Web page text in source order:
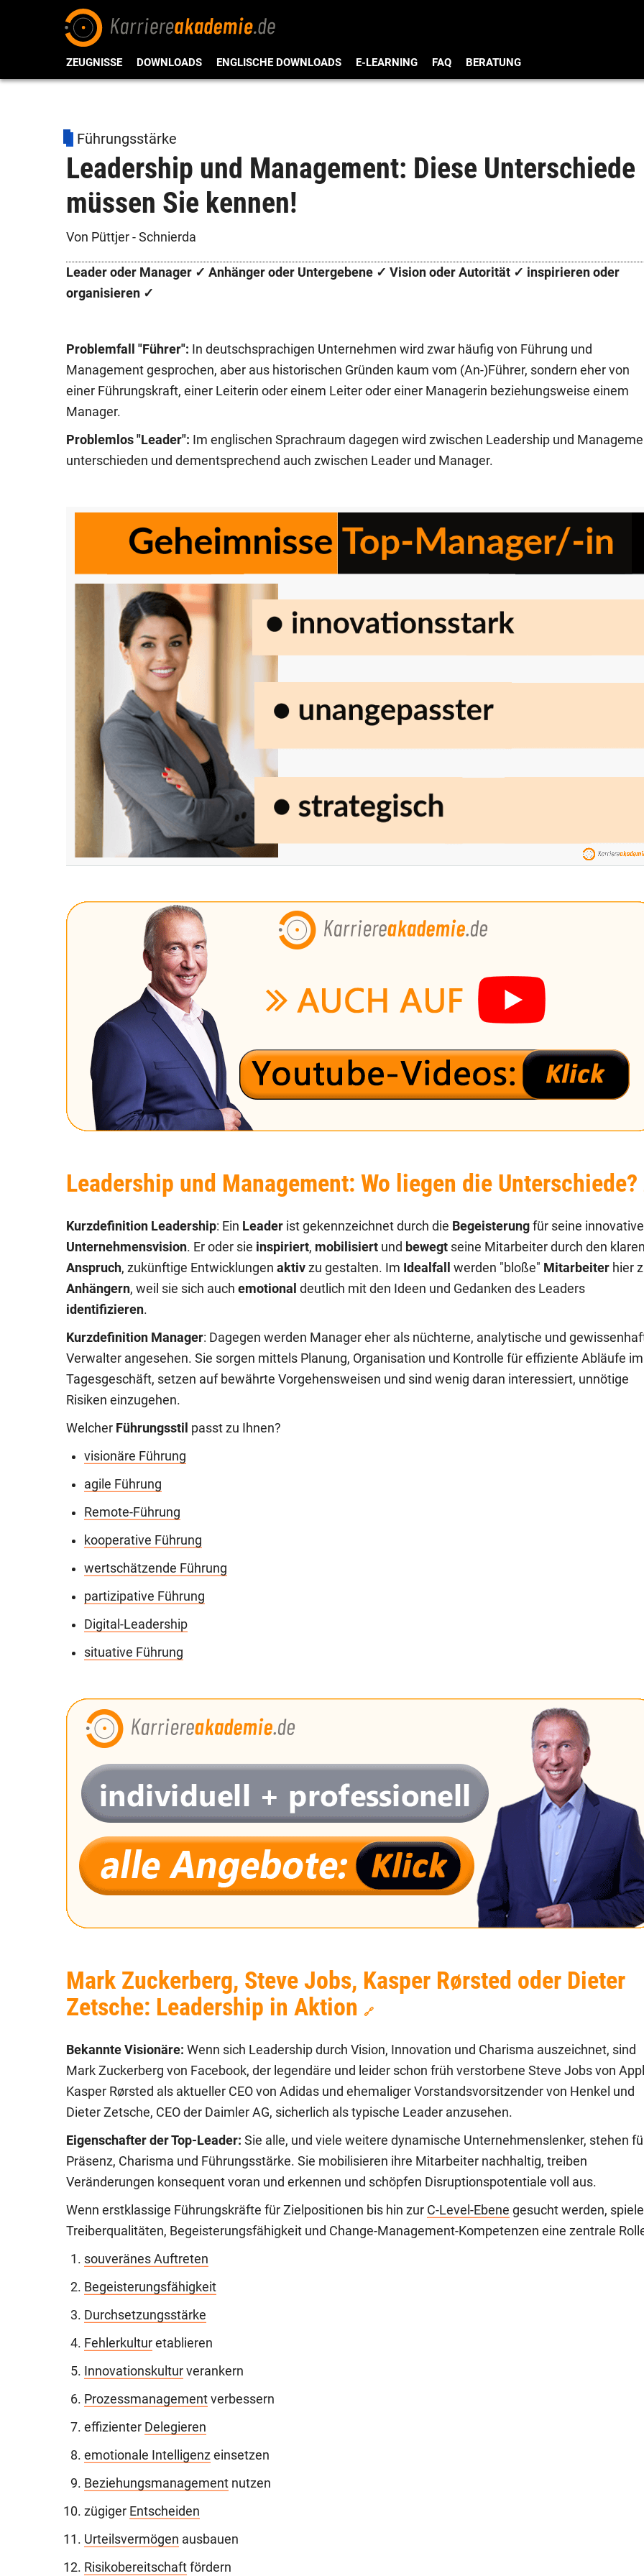
ZEUGNISSE DOWNLOADS ENGLISCHE DOWNLOADS E-LEARNING FAQ BERATUNG
Führungsstärke
Leadership und Management: Diese Unterschiede
müssen Sie kennen!
Von Püttjer - Schnierda
Leader oder Manager ✓ Anhänger oder Untergebene ✓ Vision oder Autorität ✓ inspirieren oder
organisieren ✓
Problemfall "Führer": In deutschsprachigen Unternehmen wird zwar häufig von Führung und
Management gesprochen, aber aus historischen Gründen kaum vom (An-)Führer, sondern eher von
einer Führungskraft, einer Leiterin oder einem Leiter oder einer Managerin beziehungsweise einem
Manager.
Problemlos "Leader": Im englischen Sprachraum dagegen wird zwischen Leadership und
unterschieden und dementsprechend auch zwischen Leader und Manager.
Leadership und Management: Wo liegen die Unterschiede?
Kurzdefinition Leadership: Ein Leader ist gekennzeichnet durch die Begeisterung für seine innovative
Unternehmensvision. Er oder sie inspiriert, mobilisiert und bewegt seine Mitarbeiter durch den
Anspruch, zukünftige Entwicklungen aktiv zu gestalten. Im Idealfall werden "bloße" Mitarbeiter hier
Anhängern, weil sie sich auch emotional deutlich mit den Ideen und Gedanken des Leaders
identifizieren.
Kurzdefinition Manager: Dagegen werden Manager eher als nüchterne, analytische und
Verwalter angesehen. Sie sorgen mittels Planung, Organisation und Kontrolle für effiziente Abläufe im
Tagesgeschäft, setzen auf bewährte Vorgehensweisen und sind wenig daran interessiert, unnötige
Risiken einzugehen.
Welcher Führungsstil passt zu Ihnen?
visionäre Führung
agile Führung
Remote-Führung
kooperative Führung
wertschätzende Führung
partizipative Führung
Digital-Leadership
situative Führung
Mark Zuckerberg, Steve Jobs, Kasper Rørsted oder Dieter
Zetsche: Leadership in Aktion
🔗
Bekannte Visionäre: Wenn sich Leadership durch Vision, Innovation und Charisma auszeichnet, sind
Mark Zuckerberg von Facebook, der legendäre und leider schon früh verstorbene Steve Jobs von
Kasper Rørsted als aktueller CEO von Adidas und ehemaliger Vorstandsvorsitzender von Henkel und
Dieter Zetsche, CEO der Daimler AG, sicherlich als typische Leader anzusehen.
Eigenschafter der Top-Leader: Sie alle, und viele weitere dynamische Unternehmenslenker, stehen
Präsenz, Charisma und Führungsstärke. Sie mobilisieren ihre Mitarbeiter nachhaltig, treiben
Veränderungen konsequent voran und erkennen und schöpfen Disruptionspotentiale voll aus.
Wenn erstklassige Führungskräfte für Zielpositionen bis hin zur C-Level-Ebene gesucht werden,
Treiberqualitäten, Begeisterungsfähigkeit und Change-Management-Kompetenzen eine zentrale
souveränes Auftreten
Begeisterungsfähigkeit
Durchsetzungsstärke
Fehlerkultur etablieren
Innovationskultur verankern
Prozessmanagement verbessern
effizienter Delegieren
emotionale Intelligenz einsetzen
Beziehungsmanagement nutzen
zügiger Entscheiden
Urteilsvermögen ausbauen
Risikobereitschaft fördern